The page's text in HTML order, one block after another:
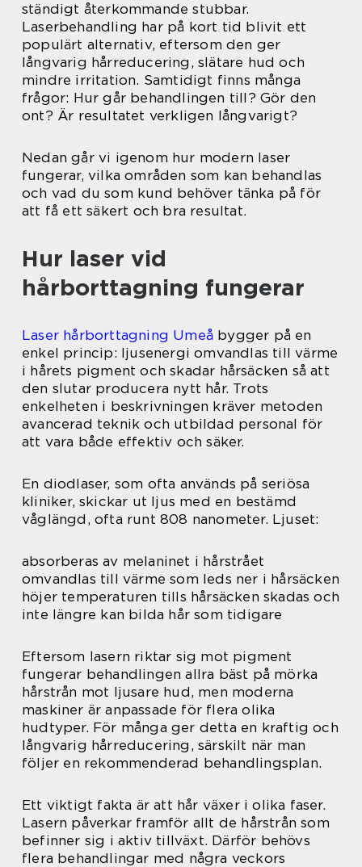
ständigt återkommande stubbar.
Laserbehandling har på kort tid blivit ett
populärt alternativ, eftersom den ger
långvarig hårreducering, slätare hud och
mindre irritation. Samtidigt finns många
frågor: Hur går behandlingen till? Gör den
ont? Är resultatet verkligen långvarigt?
Nedan går vi igenom hur modern laser
fungerar, vilka områden som kan behandlas
och vad du som kund behöver tänka på för
att få ett säkert och bra resultat.
Hur laser vid
hårborttagning fungerar
Laser hårborttagning Umeå bygger på en
enkel princip: ljusenergi omvandlas till värme
i hårets pigment och skadar hårsäcken så att
den slutar producera nytt hår. Trots
enkelheten i beskrivningen kräver metoden
avancerad teknik och utbildad personal för
att vara både effektiv och säker.
En diodlaser, som ofta används på seriösa
kliniker, skickar ut ljus med en bestämd
våglängd, ofta runt 808 nanometer. Ljuset:
absorberas av melaninet i hårstrået
omvandlas till värme som leds ner i hårsäcken
höjer temperaturen tills hårsäcken skadas och
inte längre kan bilda hår som tidigare
Eftersom lasern riktar sig mot pigment
fungerar behandlingen allra bäst på mörka
hårstrån mot ljusare hud, men moderna
maskiner är anpassade för flera olika
hudtyper. För många ger detta en kraftig och
långvarig hårreducering, särskilt när man
följer en rekommenderad behandlingsplan.
Ett viktigt fakta är att hår växer i olika faser.
Lasern påverkar framför allt de hårstrån som
befinner sig i aktiv tillväxt. Därför behövs
flera behandlingar med några veckors